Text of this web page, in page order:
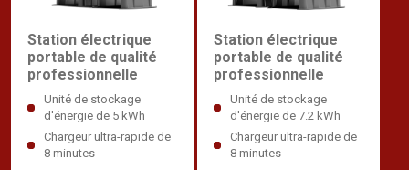
Station électrique
portable de qualité
professionnelle
Unité de stockage
d'énergie de 5 kWh
Chargeur ultra-rapide de
8 minutes
Station électrique
portable de qualité
professionnelle
Unité de stockage
d'énergie de 7.2 kWh
Chargeur ultra-rapide de
8 minutes